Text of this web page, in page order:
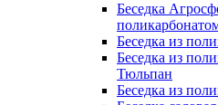
Беседка
Беседка из
Беседка из
Тюльпан
Беседка из